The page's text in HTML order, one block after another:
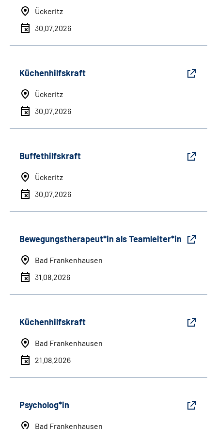
Ückeritz
30.07.2026
Küchenhilfskraft
Ückeritz
30.07.2026
Buffethilfskraft
Ückeritz
30.07.2026
Bewegungstherapeut*in als Teamleiter*in
Bad Frankenhausen
31.08.2026
Küchenhilfskraft
Bad Frankenhausen
21.08.2026
Psycholog*in
Bad Frankenhausen